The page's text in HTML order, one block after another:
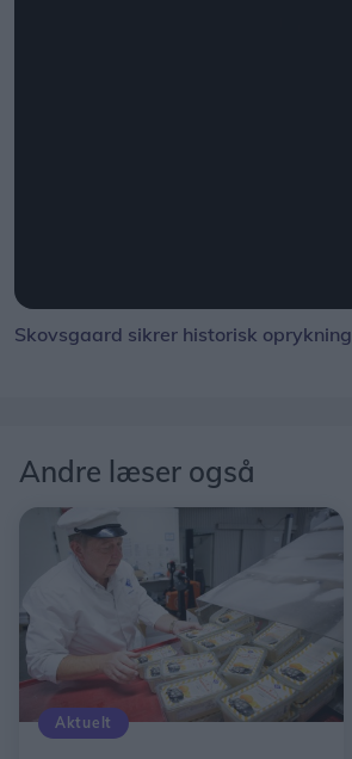
Skovsgaard sikrer historisk oprykning
Andre læser også
Aktuelt